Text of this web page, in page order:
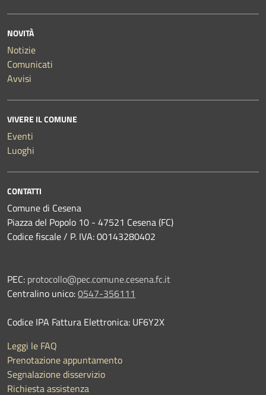
NOVITÀ
Notizie
Comunicati
Avvisi
VIVERE IL COMUNE
Eventi
Luoghi
CONTATTI
Comune di Cesena
Piazza del Popolo 10 - 47521 Cesena (FC)
Codice fiscale / P. IVA: 00143280402
PEC: protocollo@pec.comune.cesena.fc.it
Centralino unico:0547-356111
Codice IPA Fattura Elettronica: UF6Y2X
Leggi le FAQ
Prenotazione appuntamento
Segnalazione disservizio
Richiesta assistenza